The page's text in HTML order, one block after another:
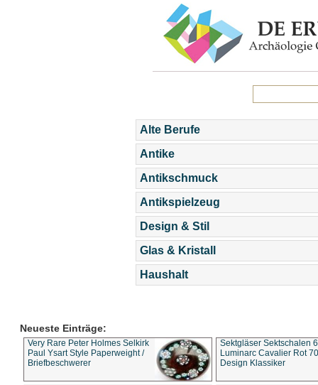
Alte Berufe
Antike
Antikschmuck
Antikspielzeug
Design & Stil
Glas & Kristall
Haushalt
Neueste Einträge:
Very Rare Peter Holmes Selkirk
Paul Ysart Style Paperweight /
Briefbeschwerer
Sektgläser Sektschalen
Luminarc Cavalier Rot
Design Klassiker